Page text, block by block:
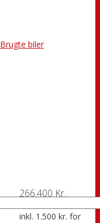
Brugte biler
266.400 Kr.
inkl. 1.500 kr. for